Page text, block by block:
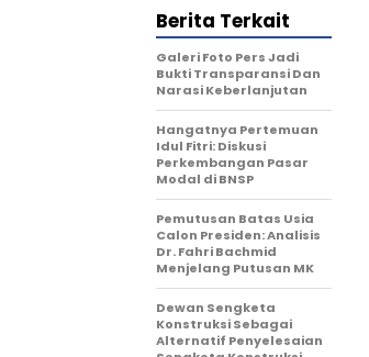
Berita Terkait
Galeri Foto Pers Jadi
Bukti Transparansi Dan
Narasi Keberlanjutan
Hangatnya Pertemuan
Idul Fitri: Diskusi
Perkembangan Pasar
Modal di BNSP
Pemutusan Batas Usia
Calon Presiden: Analisis
Dr. Fahri Bachmid
Menjelang Putusan MK
Dewan Sengketa
Konstruksi Sebagai
Alternatif Penyelesaian